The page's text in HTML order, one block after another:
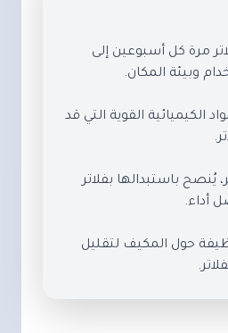
مرة كل أسبوعين إلى
وبيئة المكان.
الكيميائية القوية التي قد
يُنصح باستبدالها بفلاتر
أداء.
حول المكيف لتقليل